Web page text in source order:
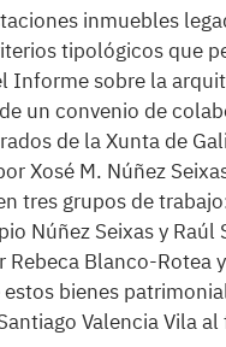
inmuebles
tipológicos que
Informe sobre la
un convenio de
de la Xunta de
Xosé M. Núñez
tres grupos de
Núñez Seixas y
Blanco-Rotea
bienes
Valencia Vila